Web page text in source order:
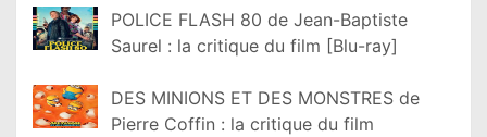
POLICE FLASH 80 de Jean-Baptiste
Saurel : la critique du film [Blu-ray]
DES MINIONS ET DES MONSTRES de
Pierre Coffin : la critique du film